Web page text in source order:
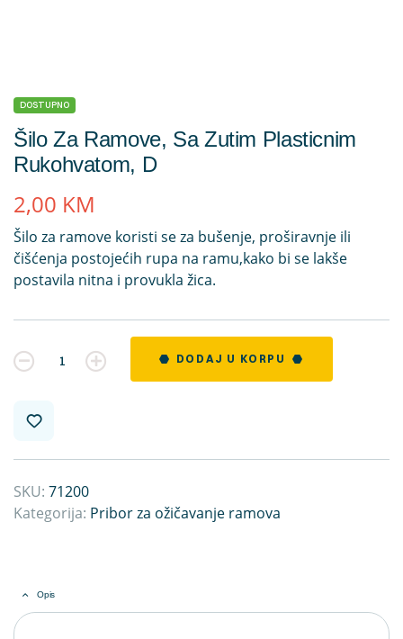
DOSTUPNO
Šilo Za Ramove, Sa Zutim Plasticnim
Rukohvatom, D
2,00 KM
Šilo za ramove koristi se za bušenje, proširavnje ili
čišćenja postojećih rupa na ramu,kako bi se lakše
postavila nitna i provukla žica.
Kvantitet DODAJ U KORPU
SKU: 71200
Kategorija: Pribor za ožičavanje ramova
Opis